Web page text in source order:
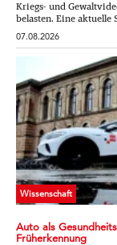
Kriegs- und
belasten. Eine aktuelle
07.08.2026
Wissenschaft
Auto als
Früherkennung